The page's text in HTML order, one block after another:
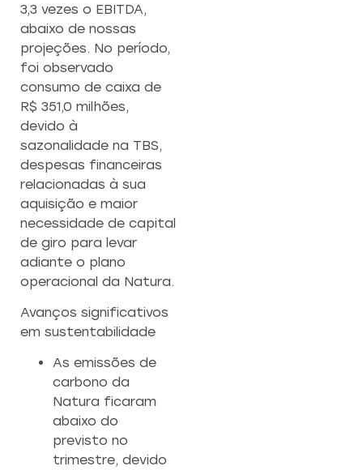
3,3 vezes o EBITDA,
abaixo de nossas
projeções. No período,
foi observado
consumo de caixa de
R$ 351,0 milhões,
devido à
sazonalidade na TBS,
despesas financeiras
relacionadas à sua
aquisição e maior
necessidade de capital
de giro para levar
adiante o plano
operacional da Natura.
Avanços significativos
em sustentabilidade
As emissões de
carbono da
Natura ficaram
abaixo do
previsto no
trimestre, devido